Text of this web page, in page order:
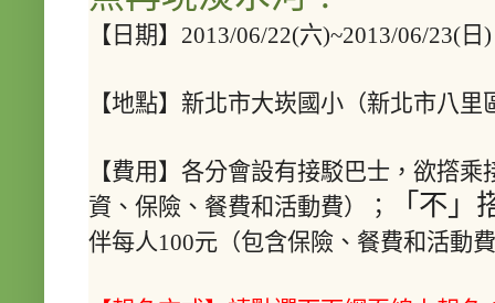
【日期】2013/06/22(六)~2013/06/23(日)
【地點】新北市大崁國小（新北市八里
【費用】各分會設有接駁巴士，欲撘乘
資、保險、餐費和活動費）；
「不
伴每人100元（包含保險、餐費和活動費